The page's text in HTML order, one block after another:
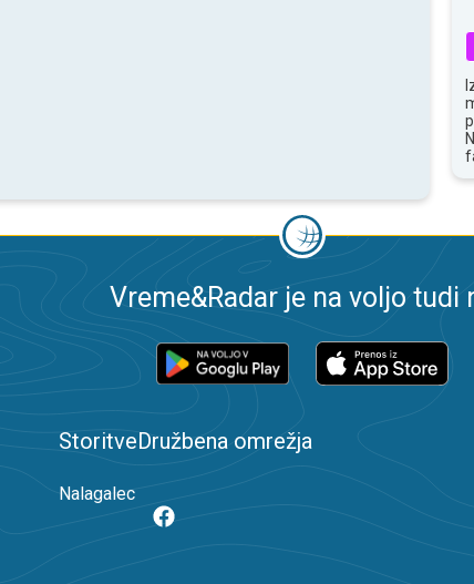
Vreme&Radar je na voljo tudi
Storitve
Nalagalec
Družbena omrežja